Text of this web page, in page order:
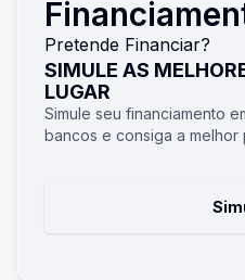
Pretende Financiar?
SIMULE AS
LUGAR
Simule seu financiamento
bancos e consiga a melhor